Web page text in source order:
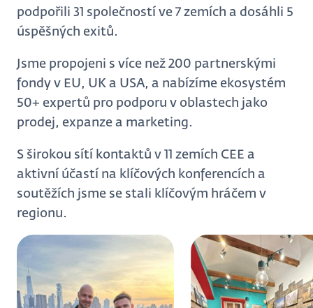
podpořili 31 společností ve 7 zemích a dosáhli 5
úspěšných exitů.
Jsme propojeni s více než 200 partnerskými
fondy v EU, UK a USA, a nabízíme ekosystém
50+ expertů pro podporu v oblastech jako
prodej, expanze a marketing.
S širokou sítí kontaktů v 11 zemích CEE a
aktivní účastí na klíčových konferencích a
soutěžích jsme se stali klíčovým hráčem v
regionu.